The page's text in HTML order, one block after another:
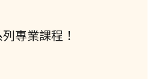
專業課程！